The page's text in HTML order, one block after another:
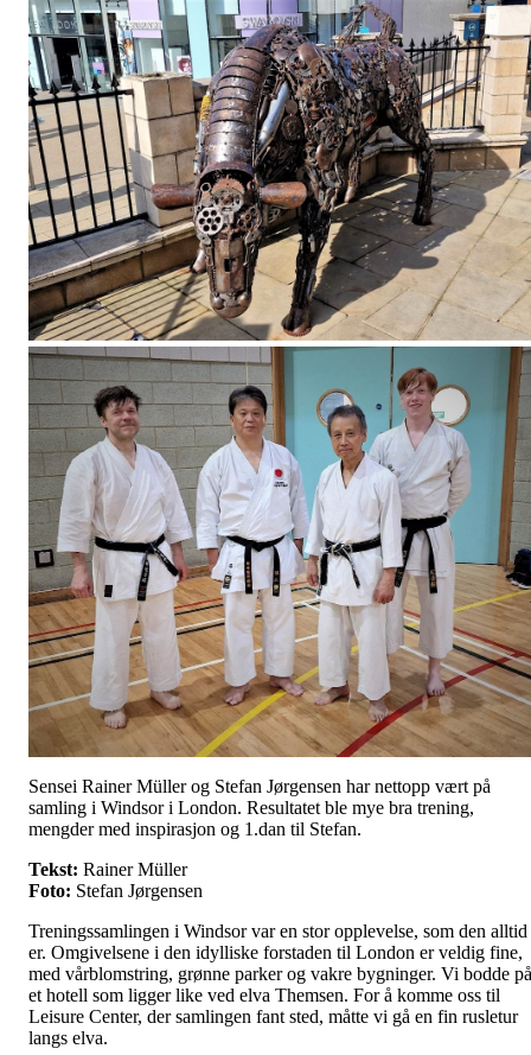
Sensei Rainer Müller og Stefan Jørgensen har nettopp vært på
samling i Windsor i London. Resultatet ble mye bra trening,
mengder med inspirasjon og 1.dan til Stefan.
Tekst: Rainer Müller
Foto: Stefan Jørgensen
Treningssamlingen i Windsor var en stor opplevelse, som den alltid
er. Omgivelsene i den idylliske forstaden til London er veldig fine,
med vårblomstring, grønne parker og vakre bygninger. Vi bodde på
et hotell som ligger like ved elva Themsen. For å komme oss til
Leisure Center, der samlingen fant sted, måtte vi gå en fin rusletur
langs elva.